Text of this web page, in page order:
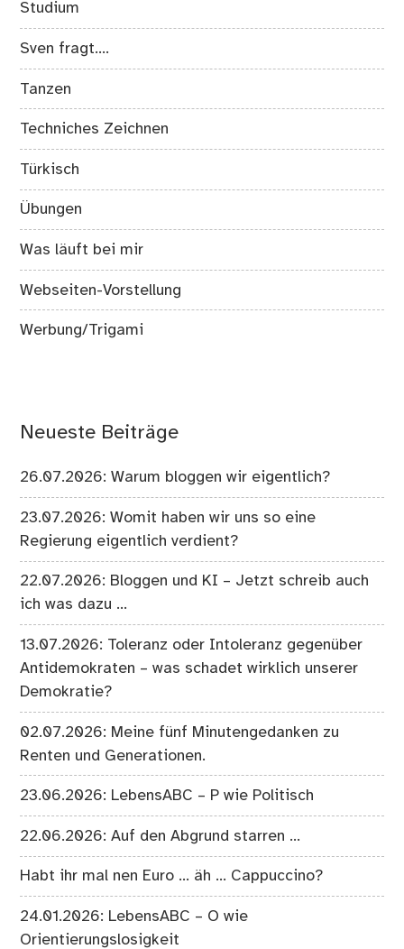
Studium
Sven fragt….
Tanzen
Techniches Zeichnen
Türkisch
Übungen
Was läuft bei mir
Webseiten-Vorstellung
Werbung/Trigami
Neueste Beiträge
26.07.2026: Warum bloggen wir eigentlich?
23.07.2026: Womit haben wir uns so eine
Regierung eigentlich verdient?
22.07.2026: Bloggen und KI – Jetzt schreib auch
ich was dazu …
13.07.2026: Toleranz oder Intoleranz gegenüber
Antidemokraten – was schadet wirklich unserer
Demokratie?
02.07.2026: Meine fünf Minutengedanken zu
Renten und Generationen.
23.06.2026: LebensABC – P wie Politisch
22.06.2026: Auf den Abgrund starren …
Habt ihr mal nen Euro … äh … Cappuccino?
24.01.2026: LebensABC – O wie
Orientierungslosigkeit